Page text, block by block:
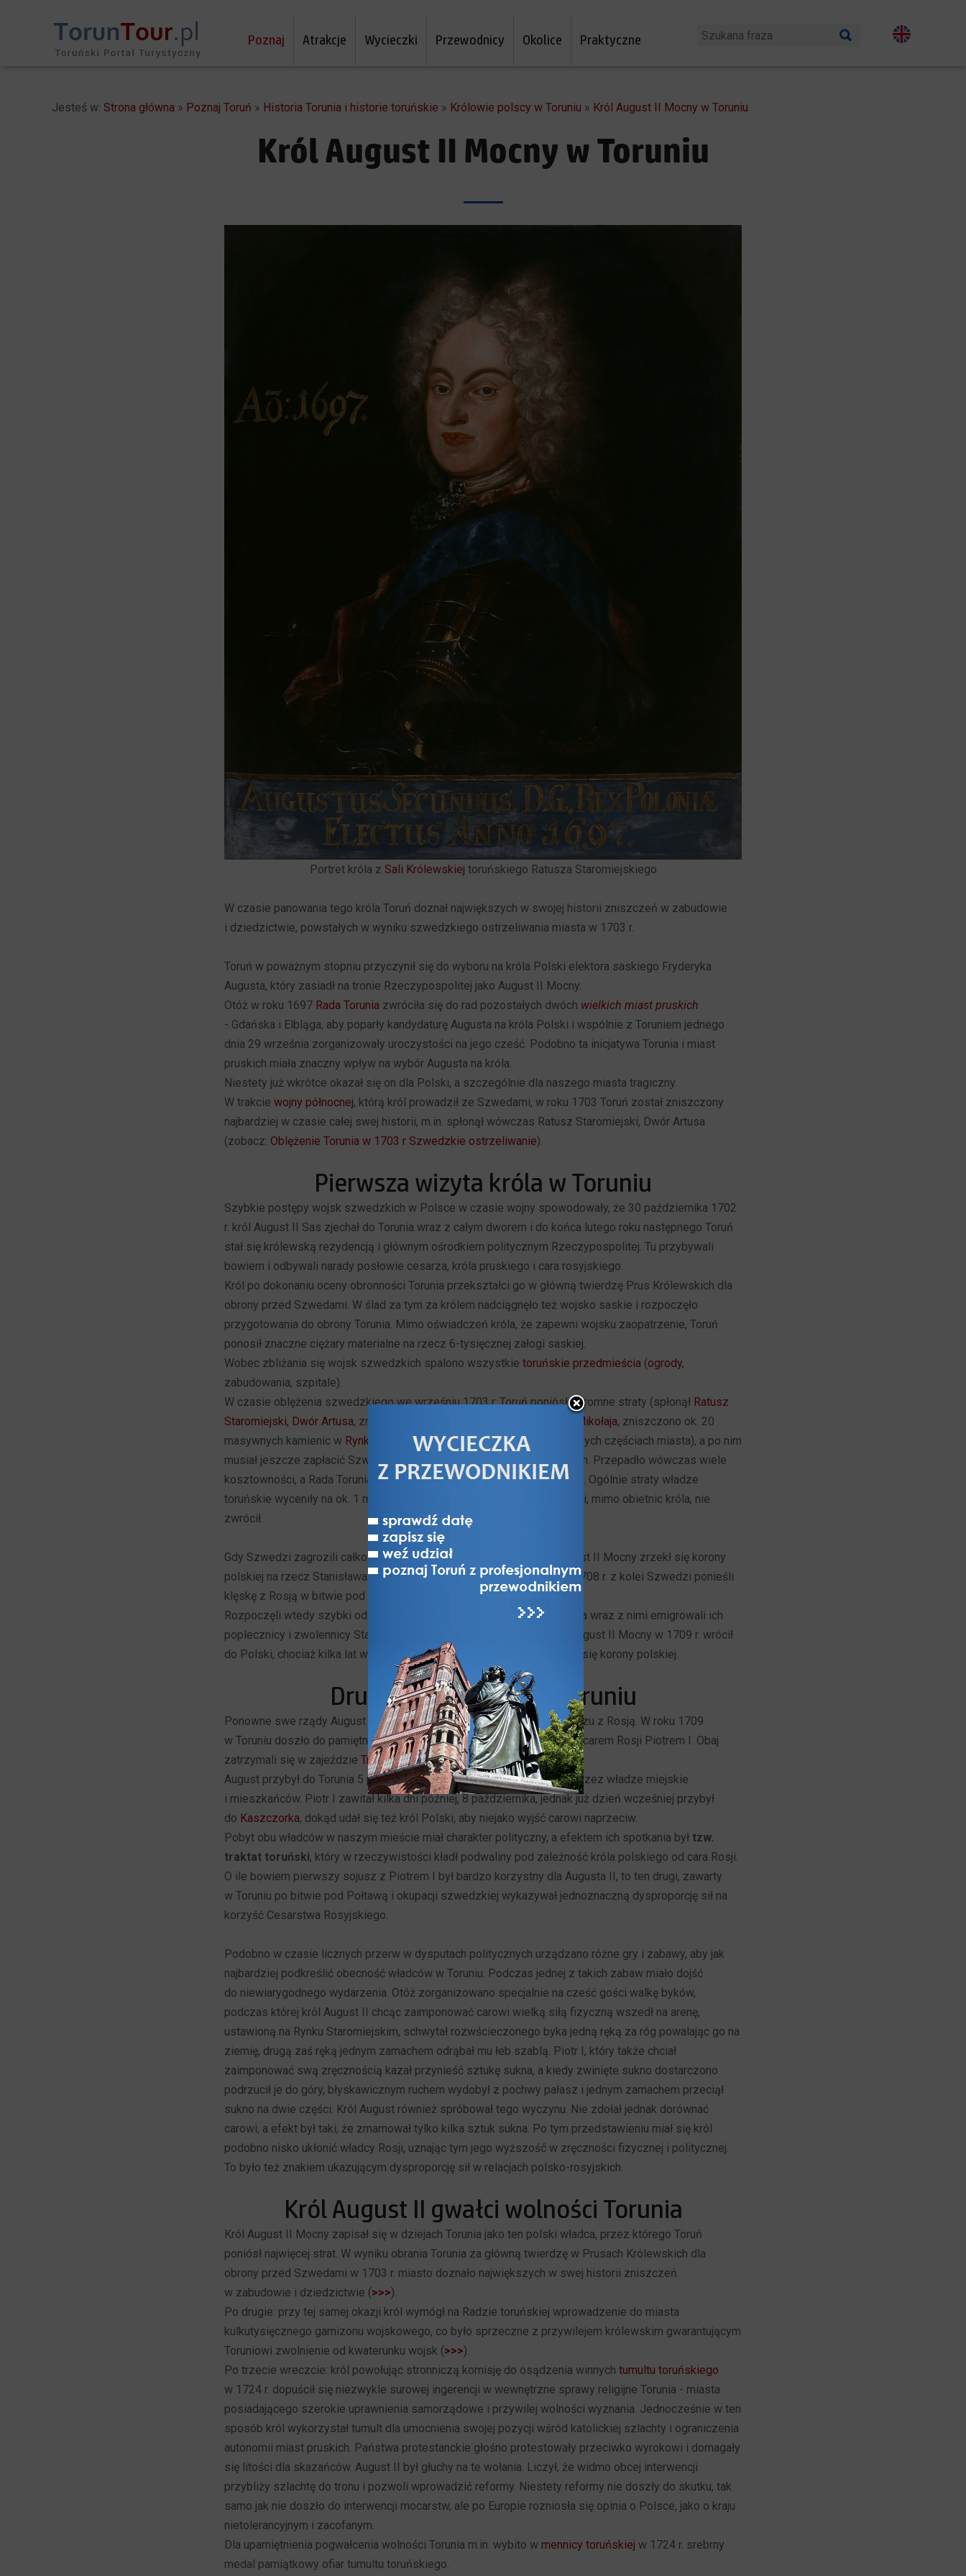
Poznaj Atrakcje Wycieczki Przewodnicy Okolice Praktyczne
Jesteś w: Strona główna » Poznaj Toruń » Historia Torunia i historie toruńskie » Królowie polscy w Toruniu » Król August II Mocny w Toruniu
Król August II Mocny w Toruniu
Portret króla z Sali Królewskiej toruńskiego Ratusza Staromiejskiego
W czasie panowania tego króla Toruń doznał największych w swojej historii zniszczeń w zabudowie
i dziedzictwie, powstałych w wyniku szwedzkiego ostrzeliwania miasta w 1703 r.
Toruń w poważnym stopniu przyczynił się do wyboru na króla Polski elektora saskiego Fryderyka
Augusta, który zasiadł na tronie Rzeczypospolitej jako August II Mocny.
Otóż w roku 1697 Rada Torunia zwróciła się do rad pozostałych dwóch wielkich miast pruskich
- Gdańska i Elbląga, aby poparły kandydaturę Augusta na króla Polski i wspólnie z Toruniem jednego
dnia 29 września zorganizowały uroczystości na jego cześć. Podobno ta inicjatywa Torunia i miast
pruskich miała znaczny wpływ na wybór Augusta na króla.
Niestety już wkrótce okazał się on dla Polski, a szczególnie dla naszego miasta tragiczny.
W trakcie wojny północnej, którą król prowadził ze Szwedami, w roku 1703 Toruń został zniszczony
najbardziej w czasie całej swej historii, m.in. spłonął wówczas Ratusz Staromiejski, Dwór Artusa
(zobacz: Oblężenie Torunia w 1703 r Szwedzkie ostrzeliwanie).
Pierwsza wizyta króla w Toruniu
Szybkie postępy wojsk szwedzkich w Polsce w czasie wojny spowodowały, że 30 października 1702
r. król August II Sas zjechał do Torunia wraz z całym dworem i do końca lutego roku następnego Toruń
stał się królewską rezydencją i głównym ośrodkiem politycznym Rzeczypospolitej. Tu przybywali
bowiem i odbywali narady posłowie cesarza, króla pruskiego i cara rosyjskiego.
Król po dokonaniu oceny obronności Torunia przekształci go w główną twierdzę Prus Królewskich dla
obrony przed Szwedami. W ślad za tym za królem nadciągnęło też wojsko saskie i rozpoczęło
przygotowania do obrony Torunia. Mimo oświadczeń króla, że zapewni wojsku zaopatrzenie, Toruń
ponosił znaczne ciężary materialne na rzecz 6-tysięcznej załogi saskiej.
Wobec zbliżania się wojsk szwedzkich spalono wszystkie toruńskie przedmieścia (ogrody,
zabudowania, szpitale).
W czasie oblężenia szwedzkiego we wrześniu 1703 r. Toruń poniósł ogromne straty (spłonął Ratusz
Staromiejski, Dwór Artusa, zmombardowano dominikański kościół św. Mikołaja, zniszczono ok. 20
masywnych kamienic w Rynku Staromiejskimoraz wiele budowli w róznych częściach miasta), a po nim
musiał jeszcze zapłacić Szwedom jako odszkodowanie 500 tys. złotych. Przepadło wówczas wiele
kosztowności, a Rada Torunia musiała prosić Radę Gdańska o pożyczkę. Ogólnie straty władze
toruńskie wyceniły na ok. 1 mln. 473 tys. 418 złp. Sumy tej nikt Toruniowi, mimo obietnic króla, nie
zwrócił.
Gdy Szwedzi zagrozili całkowitym podbojem elektoratu Saksonii, August II Mocny zrzekł się korony
polskiej na rzecz Stanisława Leszczyńskiego we wrześniu 1706 r. W 1708 r. z kolei Szwedzi ponieśli
klęskę z Rosją w bitwie pod Połtawą 8 lipca.
Rozpoczęli wtedy szybki odwrót również z terenów Rzeczypospolitej, a wraz z nimi emigrowali ich
poplecznicy i zwolennicy Stanisława Leszczyńskiego. W tej sytuacji August II Mocny w 1709 r. wrócił
do Polski, chociaż kilka lat wcześniej w uroiczystym ślubowaniu zrzekł się korony polskiej.
Druga wizyta króla w Toruniu
Ponowne swe rządy August II rozpoczął od zawartego w Toruniu sojuszu z Rosją. W roku 1709
w Toruniu doszło do pamiętnego spotkania króla Augusta II Mocnego z carem Rosji Piotrem I. Obaj
zatrzymali się w zajeździe Trzy Koronyw Rynku Staromiejskim.
August przybył do Torunia 5 października 1709 roku owacyjnie witany przez władze miejskie
i mieszkańców. Piotr I zawitał kilka dni później, 8 października, jednak już dzień wcześniej przybył
do Kaszczorka, dokąd udał się też król Polski, aby niejako wyjść carowi naprzeciw.
Pobyt obu władców w naszym mieście miał charakter polityczny, a efektem ich spotkania był tzw.
traktat toruński, który w rzeczywistości kładł podwaliny pod zależność króla polskiego od cara Rosji.
O ile bowiem pierwszy sojusz z Piotrem I był bardzo korzystny dla Augusta II, to ten drugi, zawarty
w Toruniu po bitwie pod Połtawą i okupacji szwedzkiej wykazywał jednoznaczną dysproporcję sił na
korzyść Cesarstwa Rosyjskiego.
Podobno w czasie licznych przerw w dysputach politycznych urządzano różne gry i zabawy, aby jak
najbardziej podkreślić obecność władców w Toruniu. Podczas jednej z takich zabaw miało dojść
do niewiarygodnego wydarzenia. Otóż zorganizowano specjalnie na cześć gości walkę byków,
podczas której król August II chcąc zaimponować carowi wielką siłą fizyczną wszedł na arenę,
ustawioną na Rynku Staromiejskim, schwytał rozwścieczonego byka jedną ręką za róg powalając go na
ziemię, drugą zaś ręką jednym zamachem odrąbał mu łeb szablą. Piotr I, który także chciał
zaimponować swą zręcznością kazał przynieść sztukę sukna, a kiedy zwinięte sukno dostarczono
podrzucił je do góry, błyskawicznym ruchem wydobył z pochwy pałasz i jednym zamachem przeciął
sukno na dwie części. Król August również spróbował tego wyczynu. Nie zdołał jednak dorównać
carowi, a efekt był taki, że zmarnował tylko kilka sztuk sukna. Po tym przedstawieniu miał się król
podobno nisko ukłonić władcy Rosji, uznając tym jego wyższość w zręczności fizycznej i politycznej.
To było też znakiem ukazującym dysproporcję sił w relacjach polsko-rosyjskich.
Król August II gwałci wolności Torunia
Król August II Mocny zapisał się w dziejach Torunia jako ten polski władca, przez którego Toruń
poniósł najwięcej strat. W wyniku obrania Torunia za główną twierdzę w Prusach Królewskich dla
obrony przed Szwedami w 1703 r. miasto doznało największych w swej historii zniszczeń
w zabudowie i dziedzictwie (>>>).
Po drugie: przy tej samej okazji król wymógł na Radzie toruńskiej wprowadzenie do miasta
kulkutysięcznego garnizonu wojskowego, co było sprzeczne z przywilejem królewskim gwarantującym
Toruniowi zwolnienie od kwaterunku wojsk (>>>).
Po trzecie wreczcie: król powołując stronniczą komisję do osądzenia winnych tumultu toruńskiego
w 1724 r. dopuścił się niezwykle surowej ingerencji w wewnętrzne sprawy religijne Torunia - miasta
posiadającego szerokie uprawnienia samorządowe i przywilej wolności wyznania. Jednocześnie w ten
sposób król wykorzystał tumult dla umocnienia swojej pozycji wśród katolickiej szlachty i ograniczenia
autonomii miast pruskich. Państwa protestanckie głośno protestowały przeciwko wyrokowi i domagały
się litości dla skazańców. August II był głuchy na te wołania. Liczył, że widmo obcej interwencji
przybliży szlachtę do tronu i pozwoli wprowadzić reformy. Niestety reformy nie doszły do skutku, tak
samo jak nie doszło do interwencji mocarstw, ale po Europie rozniosła się opinia o Polsce, jako o kraju
nietolerancyjnym i zacofanym.
Dla upamiętnienia pogwałcenia wolności Torunia m.in. wybito w mennicy toruńskiej w 1724 r. srebrny
medal pamiątkowy ofiar tumultu toruńskiego.